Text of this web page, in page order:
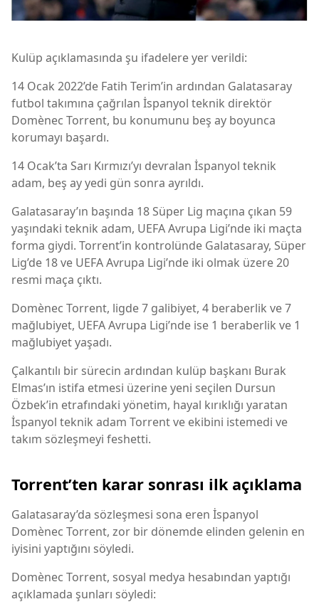
Kulüp açıklamasında şu ifadelere yer verildi:
14 Ocak 2022’de Fatih Terim’in ardından Galatasaray
futbol takımına çağrılan İspanyol teknik direktör
Domènec Torrent, bu konumunu beş ay boyunca
korumayı başardı.
14 Ocak’ta Sarı Kırmızı’yı devralan İspanyol teknik
adam, beş ay yedi gün sonra ayrıldı.
Galatasaray’ın başında 18 Süper Lig maçına çıkan 59
yaşındaki teknik adam, UEFA Avrupa Ligi’nde iki maçta
forma giydi. Torrent’in kontrolünde Galatasaray, Süper
Lig’de 18 ve UEFA Avrupa Ligi’nde iki olmak üzere 20
resmi maça çıktı.
Domènec Torrent, ligde 7 galibiyet, 4 beraberlik ve 7
mağlubiyet, UEFA Avrupa Ligi’nde ise 1 beraberlik ve 1
mağlubiyet yaşadı.
Çalkantılı bir sürecin ardından kulüp başkanı Burak
Elmas’ın istifa etmesi üzerine yeni seçilen Dursun
Özbek’in etrafındaki yönetim, hayal kırıklığı yaratan
İspanyol teknik adam Torrent ve ekibini istemedi ve
takım sözleşmeyi feshetti.
Torrent’ten karar sonrası ilk açıklama
Galatasaray’da sözleşmesi sona eren İspanyol
Domènec Torrent, zor bir dönemde elinden gelenin en
iyisini yaptığını söyledi.
Domènec Torrent, sosyal medya hesabından yaptığı
açıklamada şunları söyledi: